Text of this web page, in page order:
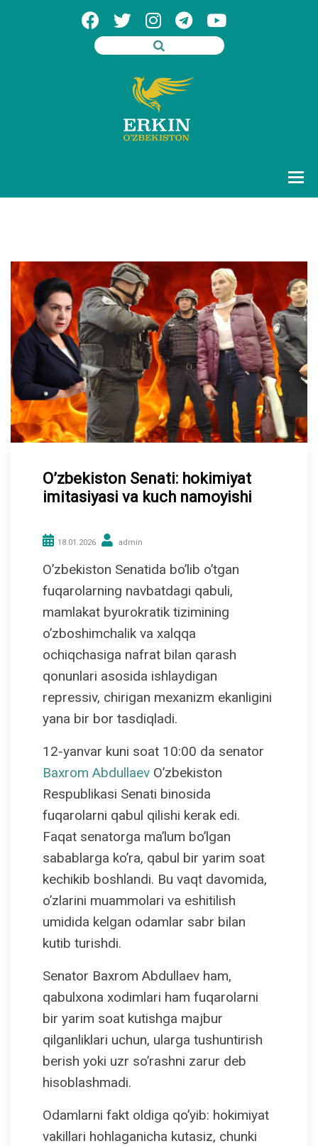
O’zbekiston Senati: hokimiyat
imitasiyasi va kuch namoyishi
18.01.2026 admin
O’zbekiston Senatida bo’lib o’tgan
fuqarolarning navbatdagi qabuli,
mamlakat byurokratik tizimining
o’zboshimchalik va xalqqa
ochiqchasiga nafrat bilan qarash
qonunlari asosida ishlaydigan
repressiv, chirigan mexanizm ekanligini
yana bir bor tasdiqladi.
12-yanvar kuni soat 10:00 da senator
Baxrom Abdullaev O’zbekiston
Respublikasi Senati binosida
fuqarolarni qabul qilishi kerak edi.
Faqat senatorga ma’lum bo’lgan
sabablarga ko’ra, qabul bir yarim soat
kechikib boshlandi. Bu vaqt davomida,
o’zlarini muammolari va eshitilish
umidida kelgan odamlar sabr bilan
kutib turishdi.
Senator Baxrom Abdullaev ham,
qabulxona xodimlari ham fuqarolarni
bir yarim soat kutishga majbur
qilganliklari uchun, ularga tushuntirish
berish yoki uzr so’rashni zarur deb
hisoblashmadi.
Odamlarni fakt oldiga qo’yib: hokimiyat
vakillari hohlaganicha kutasiz, chunki